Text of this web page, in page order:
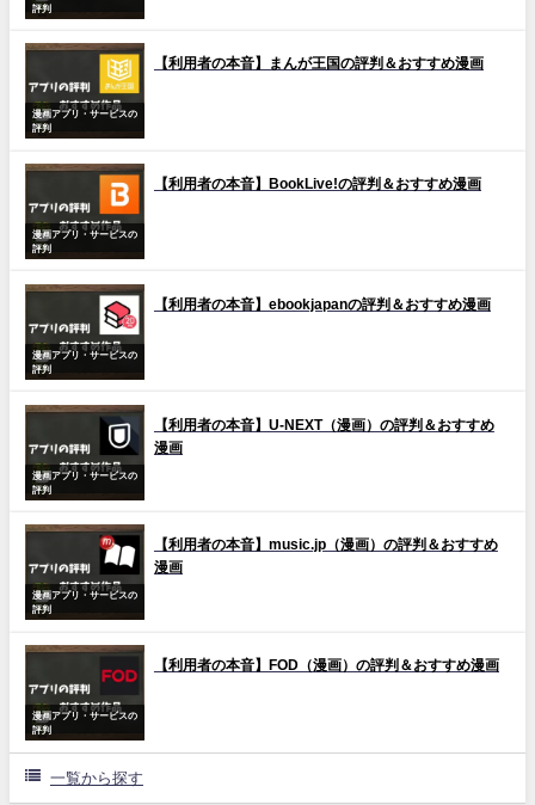
評判
漫画アプリ・サービスの
評判
【利用者の本音】まんが王国の評判＆おすすめ漫画
漫画アプリ・サービスの
評判
【利用者の本音】BookLive!の評判＆おすすめ漫画
漫画アプリ・サービスの
評判
【利用者の本音】ebookjapanの評判＆おすすめ漫画
漫画アプリ・サービスの
評判
【利用者の本音】U-NEXT（漫画）の評判＆おすすめ
漫画
漫画アプリ・サービスの
評判
【利用者の本音】music.jp（漫画）の評判＆おすすめ
漫画
漫画アプリ・サービスの
評判
【利用者の本音】FOD（漫画）の評判＆おすすめ漫画
一覧から探す